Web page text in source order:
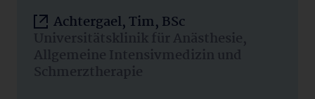
Achtergael, Tim, BSc
Universitätsklinik für Anästhesie,
Allgemeine Intensivmedizin und
Schmerztherapie